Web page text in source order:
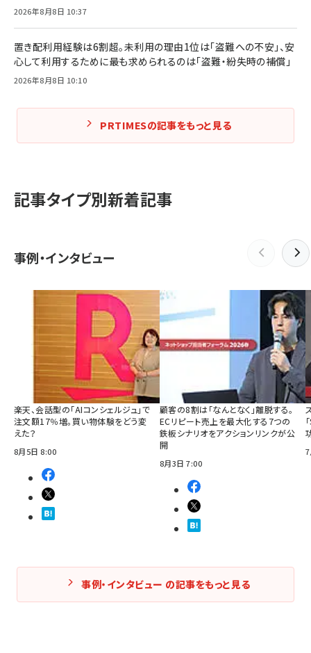
2026年8月8日 10:37
置き配利用経験は6割超。未利用の理由1位は「盗難への不安」、安
心して利用するために最も求められるのは「盗難・紛失時の補償」
2026年8月8日 10:10
PRTIMESの記事をもっと見る
記事タイプ別新着記事
事例・インタビュー
楽天、会話型の「AIコンシェルジュ」で
注文額17％増。買い物体験をどう変
えた？
8月5日 8:00
顧客の8割は「なんとなく」離脱する。
ECリピート売上を最大化する7つの
鉄板シナリオをアクションリンクが公
開
8月3日 7:00
事例・インタビュー の記事をもっと見る